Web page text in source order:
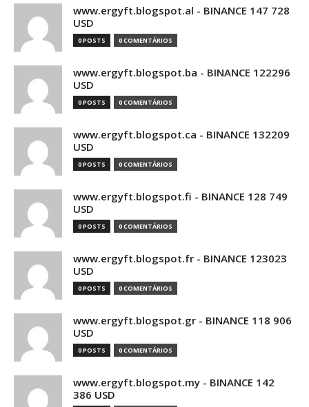
www.ergyft.blogspot.al - BINANCE 147 728
USD
0 POSTS 0 COMENTÁRIOS
www.ergyft.blogspot.ba - BINANCE 122296
USD
0 POSTS 0 COMENTÁRIOS
www.ergyft.blogspot.ca - BINANCE 132209
USD
0 POSTS 0 COMENTÁRIOS
www.ergyft.blogspot.fi - BINANCE 128 749
USD
0 POSTS 0 COMENTÁRIOS
www.ergyft.blogspot.fr - BINANCE 123023
USD
0 POSTS 0 COMENTÁRIOS
www.ergyft.blogspot.gr - BINANCE 118 906
USD
0 POSTS 0 COMENTÁRIOS
www.ergyft.blogspot.my - BINANCE 142
386 USD